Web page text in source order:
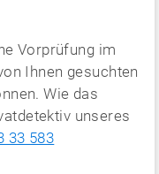
Vorprüfung im
Ihnen gesuchten
Wie das
unseres
33 583